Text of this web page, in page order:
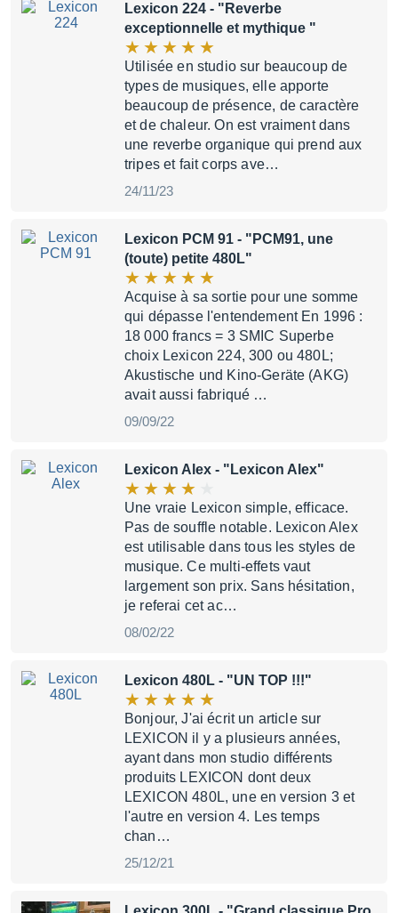
Lexicon 224 - "Reverbe
exceptionnelle et mythique "
Utilisée en studio sur beaucoup de
types de musiques, elle apporte
beaucoup de présence, de caractère
et de chaleur. On est vraiment dans
une reverbe organique qui prend aux
tripes et fait corps ave…
24/11/23
Lexicon PCM 91 - "PCM91, une
(toute) petite 480L"
Acquise à sa sortie pour une somme
qui dépasse l'entendement En 1996 :
18 000 francs = 3 SMIC Superbe
choix Lexicon 224, 300 ou 480L;
Akustische und Kino-Geräte (AKG)
avait aussi fabriqué …
09/09/22
Lexicon Alex - "Lexicon Alex"
Une vraie Lexicon simple, efficace.
Pas de souffle notable. Lexicon Alex
est utilisable dans tous les styles de
musique. Ce multi-effets vaut
largement son prix. Sans hésitation,
je referai cet ac…
08/02/22
Lexicon 480L - "UN TOP !!!"
Bonjour, J'ai écrit un article sur
LEXICON il y a plusieurs années,
ayant dans mon studio différents
produits LEXICON dont deux
LEXICON 480L, une en version 3 et
l'autre en version 4. Les temps
chan…
25/12/21